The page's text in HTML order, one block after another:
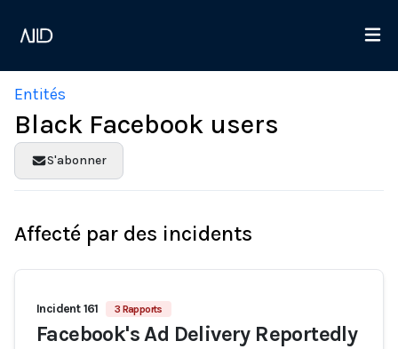
Entités
Black Facebook users
S'abonner
Affecté par des incidents
Incident 161 3 Rapports
Facebook's Ad Delivery Reportedly